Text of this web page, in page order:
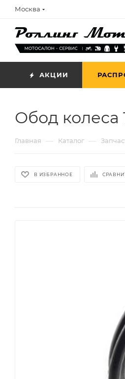
Москва
АКЦИИ
Обод колеса
Главная — Каталог —
В ИЗБРАННОЕ